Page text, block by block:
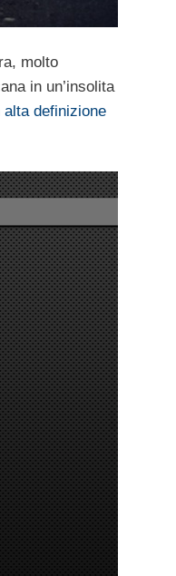
molto
in un’insolita
definizione